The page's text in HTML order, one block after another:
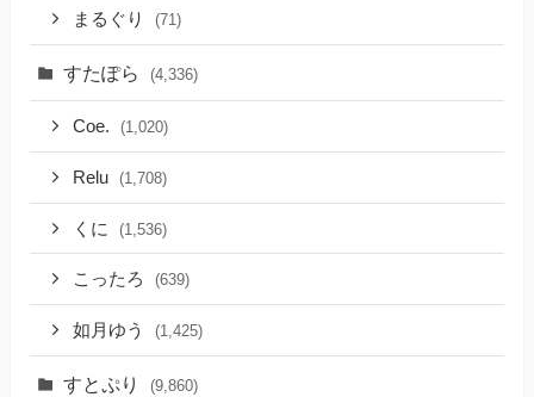
まるぐり (71)
すたぽら (4,336)
Coe. (1,020)
Relu (1,708)
くに (1,536)
こったろ (639)
如月ゆう (1,425)
すとぷり (9,860)